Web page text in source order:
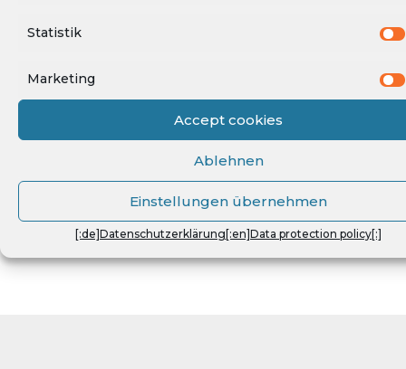
Statistik
Marketing
Accept cookies
Ablehnen
Einstellungen übernehmen
[:de]Datenschutzerklärung[:en]Data protection policy[:]
Gateway das
richtige Produkt
Anwendungszweck?
Wir beraten Sie